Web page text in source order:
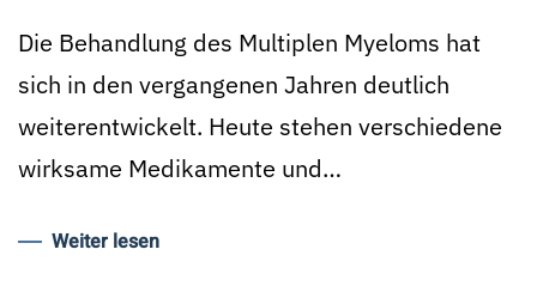
Die Behandlung des Multiplen Myeloms hat
sich in den vergangenen Jahren deutlich
weiterentwickelt. Heute stehen verschiedene
wirksame Medikamente und…
Weiter lesen